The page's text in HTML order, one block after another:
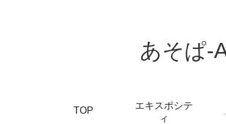
あそぱ-
TOP
エキスポシテ
ィ